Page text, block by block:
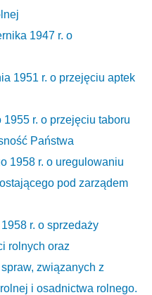
1947 r. o
1951 r. o przejęciu aptek
r. o przejęciu taboru
Państwa
1958 r. o uregulowaniu
pod zarządem
r. o sprzedaży
rolnych oraz
związanych z
i osadnictwa rolnego.